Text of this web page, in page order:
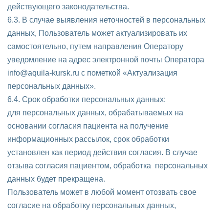
действующего законодательства.
6.3. В случае выявления неточностей в персональных
данных, Пользователь может актуализировать их
самостоятельно, путем направления Оператору
уведомление на адрес электронной почты Оператора
info@aquila-kursk.ru с пометкой «Актуализация
персональных данных».
6.4. Срок обработки персональных данных:
для персональных данных, обрабатываемых на
основании согласия пациента на получение
информационных рассылок, срок обработки
установлен как период действия согласия. В случае
отзыва согласия пациентом, обработка персональных
данных будет прекращена.
Пользователь может в любой момент отозвать свое
согласие на обработку персональных данных,